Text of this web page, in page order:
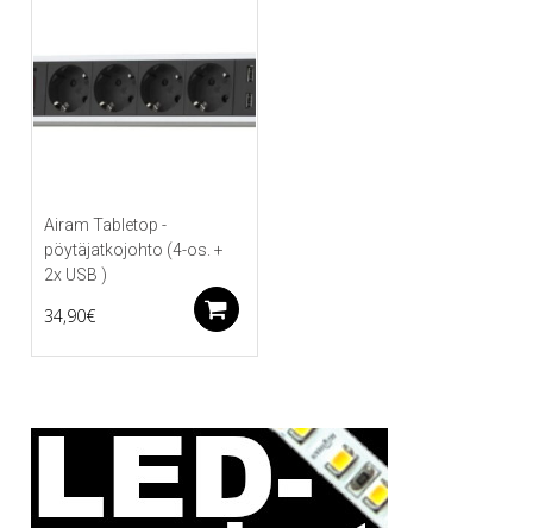
Airam Tabletop -
pöytäjatkojohto (4-os. +
2x USB )
34,90€